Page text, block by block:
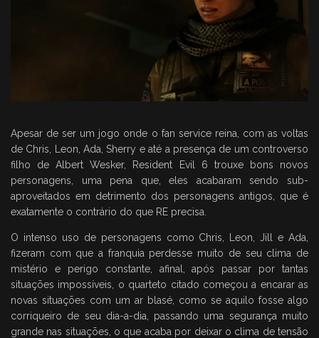
Apesar de ser um jogo onde o fan service reina, com as voltas
de Chris, Leon, Ada, Sherry e até a presença de um controverso
filho de Albert Wesker, Resident Evil 6 trouxe bons novos
personagens, uma pena que, eles acabaram sendo sub-
aproveitados em detrimento dos personagens antigos, que é
exatamente o contrário do que RE precisa.
O intenso uso de personagens como Chris, Leon, Jill e Ada,
fizeram com que a franquia perdesse muito de seu clima de
mistério e perigo constante, afinal, após passar por tantas
situações impossíveis, o quarteto citado começou a encarar as
novas situações com um ar blasé, como se aquilo fosse algo
corriqueiro de seu dia-a-dia, passando uma segurança muito
grande nas situações, o que acaba por deixar o clima de tensão